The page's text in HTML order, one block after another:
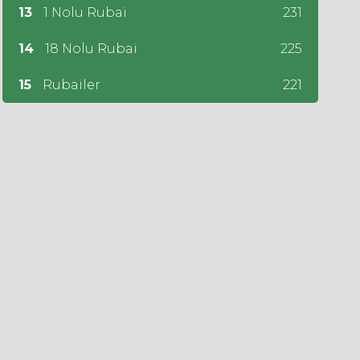
13 1 Nolu Rubai 231
14 18 Nolu Rubai 225
15 Rubailer 221